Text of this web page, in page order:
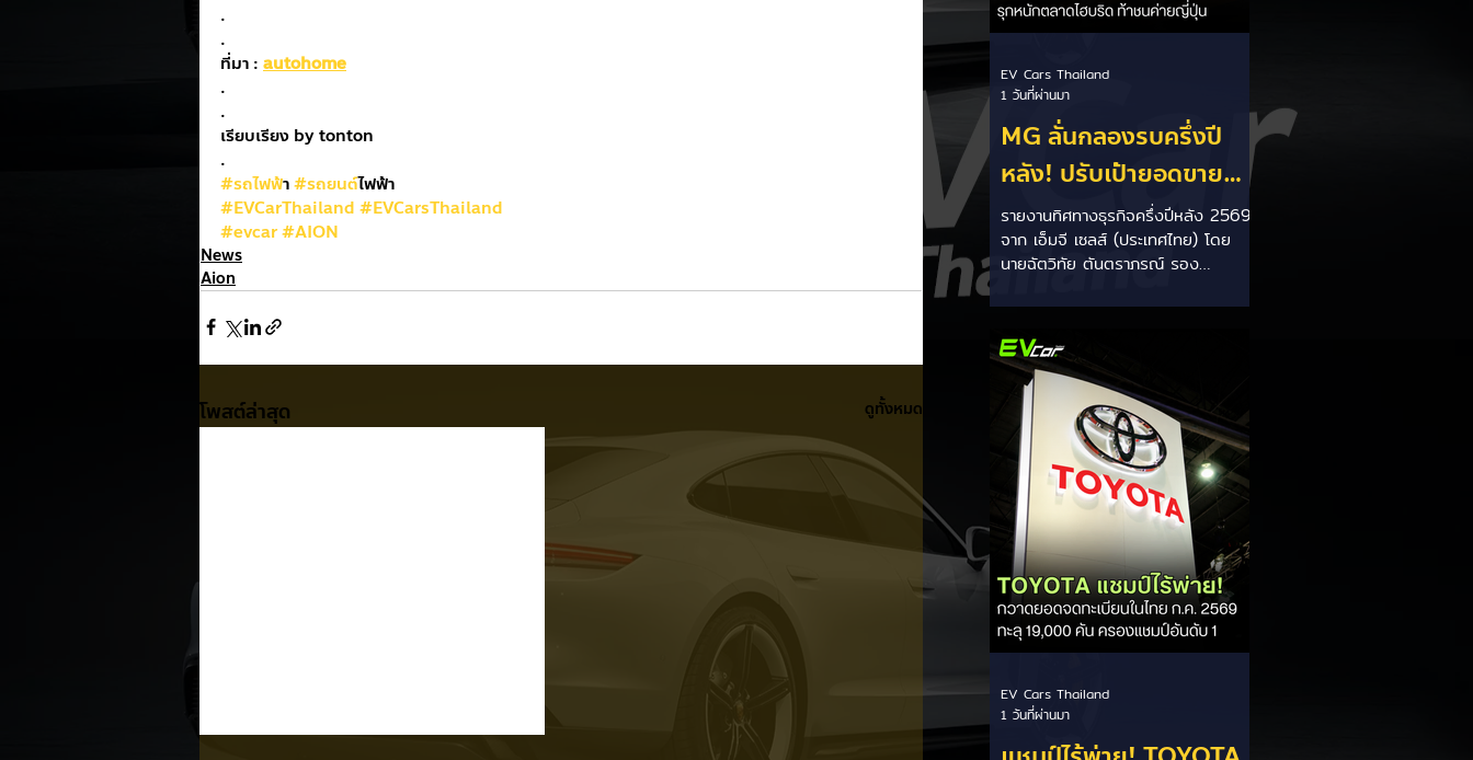
.
.
ที่มา : autohome
.
.
เรียบเรียง by tonton
.
#รถไฟฟ้า #รถยนต์ไฟฟ้า
#EVCarThailand #EVCarsThailand
#evcar#AION
News
Aion
โพสต์ล่าสุด ดูทั้งหมด
MG ลั่นกลองรบครึ่งปี
หลัง! ปรับเป้ายอดขาย
เพิ่มเป็น 36,000 คัน
พร้อมเดินหน้าลงศึกชิง
รายงานทิศทางธุรกิจครึ่งปีหลัง 2569
จาก เอ็มจี เซลส์ (ประเทศไทย) โดย
นายฉัตวิทัย ตันตราภรณ์ รอง
6 เดือนแรก (ม.ค. - มิ.ย.) โตพุ่ง 67%
แตะ 16,920 คัน พร้อมส่งสัญญาณ
ปรับเป้าหมายยอดขายรวมปีนี้เพิ่มขึ้นเป็น
36,000 คัน จากเดิมตั้งไว้ 30,000
คัน โดยพร้อมเร่งส่งมอบรถค้างสต็อก
(Back Order) ทั้งหมดในระยะเวลาอัน
สั้น - ปรับเป้าเติบโต & เคลียร์ Back
Order: ยอดขายครึ่งปีแรกที่เติบโตสูง
ถึง 67% ประกอบกับการแก้ไขปัญหา
การนำเข้าชิ้นส่วนจากสถานการณ์
ตึงเครียดในตะว
EV Cars Thailand
1 วันที่ผ่านมา
EV Cars Thailand
1 วันที่ผ่านมา